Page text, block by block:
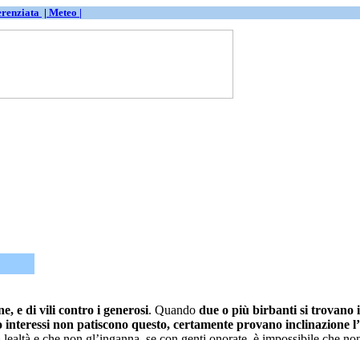
| Meteo |
e di vili contro i generosi. Quando due o più birbanti si trovano
non patiscono questo, certamente provano inclinazione